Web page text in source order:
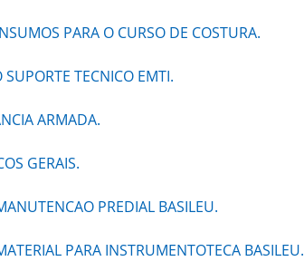
PARA O CURSO DE COSTURA.
TECNICO EMTI.
ARMADA.
GERAIS.
PREDIAL BASILEU.
PARA INSTRUMENTOTECA BASILEU.